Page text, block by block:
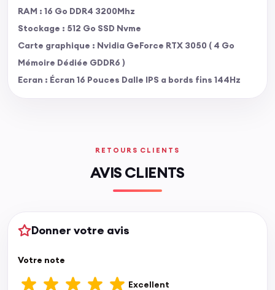
RAM : 16 Go DDR4 3200Mhz
Stockage : 512 Go SSD Nvme
Carte graphique : Nvidia GeForce RTX 3050 ( 4 Go
Mémoire Dédiée GDDR6 )
Ecran : Écran 16 Pouces Dalle IPS a bords fins 144Hz
RETOURS CLIENTS
AVIS CLIENTS
Donner votre avis
Votre note
Excellent